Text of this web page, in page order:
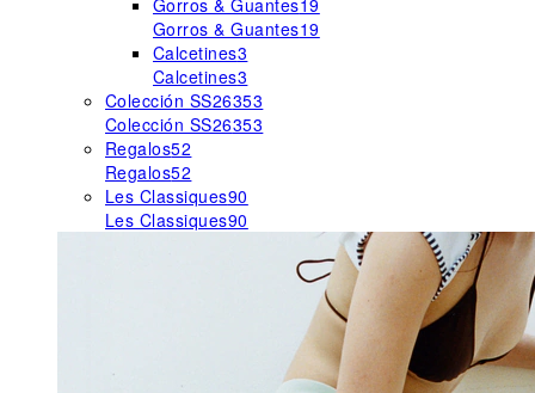
Gorros & Guantes19
Gorros & Guantes19
Calcetines3
Calcetines3
Colección SS26353
Colección SS26353
Regalos52
Regalos52
Les Classiques90
Les Classiques90